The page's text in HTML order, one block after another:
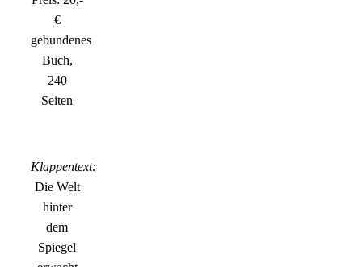
€
gebundenes
Buch,
240
Seiten
Klappentext:
Die Welt
hinter
dem
Spiegel